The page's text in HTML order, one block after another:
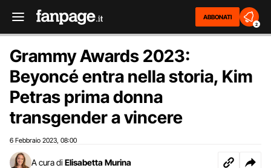
ABBONATI
2
Grammy Awards 2023:
Beyoncé entra nella storia, Kim
Petras prima donna
transgender a vincere
6 Febbraio 2023 08:00
A cura di Elisabetta Murina